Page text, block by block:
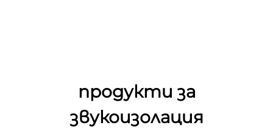
продукти за
звукоизолация